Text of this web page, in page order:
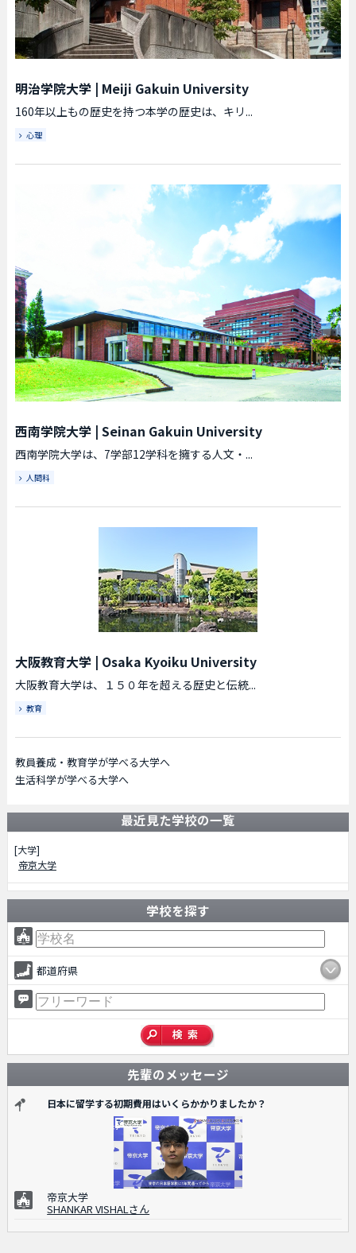
明治学院大学| Meiji Gakuin University
160年以上もの歴史を持つ本学の歴史は、キリ...
心理
西南学院大学| Seinan Gakuin University
西南学院大学は、7学部12学科を擁する人文・...
人間科
大阪教育大学| Osaka Kyoiku University
大阪教育大学は、１５０年を超える歴史と伝統...
教育
教員養成・教育学が学べる大学へ
生活科学が学べる大学へ
最近見た学校の一覧
[大学]
帝京大学
学校を探す
都道府県
先輩のメッセージ
日本に留学する初期費用はいくらかかりましたか？
帝京大学
SHANKAR VISHALさん